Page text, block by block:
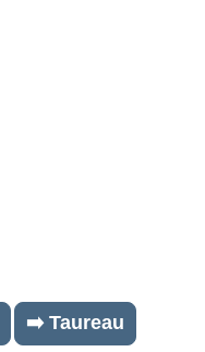
➡️ Taureau